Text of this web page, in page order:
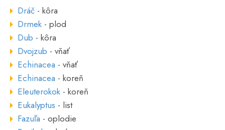
Dráč - kôra
Drmek - plod
Dub - kôra
Dvojzub - vňať
Echinacea - vňať
Echinacea - koreň
Eleuterokok - koreň
Eukalyptus - list
Fazuľa - oplodie